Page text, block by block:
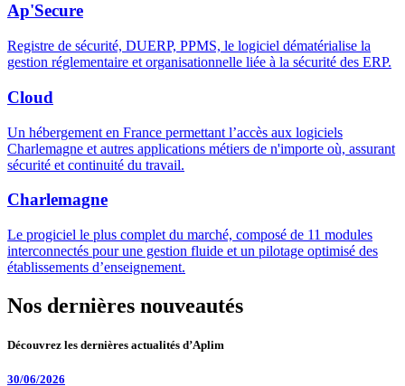
Ap'Secure
Registre de sécurité, DUERP, PPMS, le logiciel dématérialise la
gestion réglementaire et organisationnelle liée à la sécurité des ERP.
Cloud
Un hébergement en France permettant l’accès aux logiciels
Charlemagne et autres applications métiers de n'importe où, assurant
sécurité et continuité du travail.
Charlemagne
Le progiciel le plus complet du marché, composé de 11 modules
interconnectés pour une gestion fluide et un pilotage optimisé des
établissements d’enseignement.
Nos dernières nouveautés
Découvrez les dernières actualités d’Aplim
30/06/2026